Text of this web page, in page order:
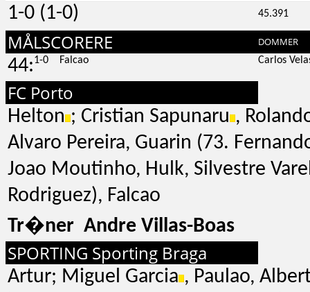
1-0 (1-0) 45.391
MÅLSCORERE DOMMER
44:1-0 Falcao Carlos
FC Porto
Helton ; Cristian Sapunaru ,
Alvaro Pereira, Guarin (73.
Joao Moutinho, Hulk, Silvestre
Rodriguez), Falcao
Tr�ner Andre Villas-Boas
SPORTING Sporting Braga
Artur; Miguel Garcia , Paulao,